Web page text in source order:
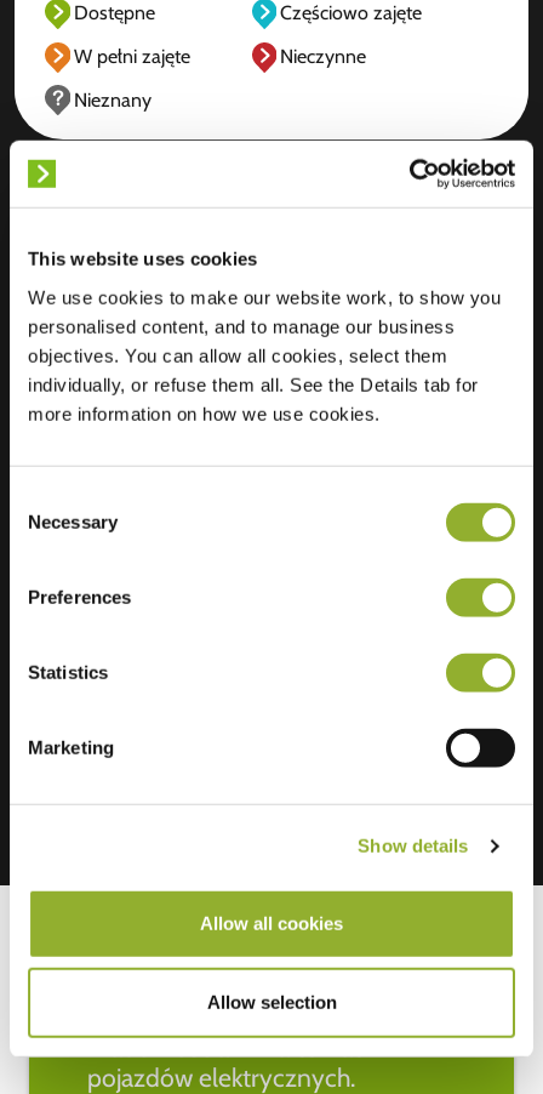
This website uses cookies
We use cookies to make our website work, to show you
personalised content, and to manage our business
objectives. You can allow all cookies, select them
individually, or refuse them all. See the Details tab for
more information on how we use cookies.
Selection
Necessary
Preferences
Statistics
Marketing
Show details
Allow all cookies
Allow selection
Dostępne
Częściowo zajęte
W pełni zajęte
Nieczynne
Nieznany
Lokalizacja
4761 HR
Zevenbergen
Holandia
Regular Charging 2 of 2 available
Dodatkowe informacje
Bądź na bieżąco z najnowszymi
wiadomościami na temat
pojazdów elektrycznych.